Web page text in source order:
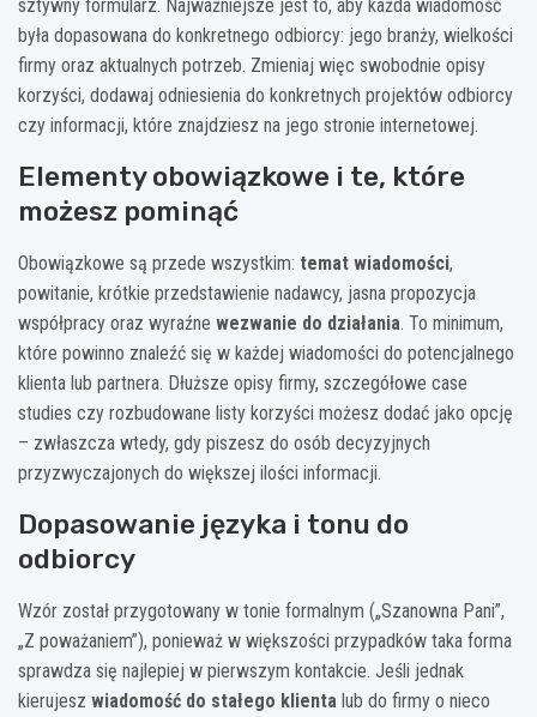
Wygenerowano: 4 marca 2026
sztywny formularz. Najważniejsze jest to, aby każda wiadomość
była dopasowana do konkretnego odbiorcy: jego branży, wielkości
firmy oraz aktualnych potrzeb. Zmieniaj więc swobodnie opisy
korzyści, dodawaj odniesienia do konkretnych projektów odbiorcy
czy informacji, które znajdziesz na jego stronie internetowej.
Elementy obowiązkowe i te, które
możesz pominąć
Obowiązkowe są przede wszystkim: temat wiadomości,
powitanie, krótkie przedstawienie nadawcy, jasna propozycja
współpracy oraz wyraźne wezwanie do działania. To minimum,
które powinno znaleźć się w każdej wiadomości do potencjalnego
klienta lub partnera. Dłuższe opisy firmy, szczegółowe case
studies czy rozbudowane listy korzyści możesz dodać jako opcję
– zwłaszcza wtedy, gdy piszesz do osób decyzyjnych
przyzwyczajonych do większej ilości informacji.
Dopasowanie języka i tonu do
odbiorcy
Wzór został przygotowany w tonie formalnym („Szanowna Pani”,
„Z poważaniem”), ponieważ w większości przypadków taka forma
sprawdza się najlepiej w pierwszym kontakcie. Jeśli jednak
kierujesz wiadomość do stałego klienta lub do firmy o nieco